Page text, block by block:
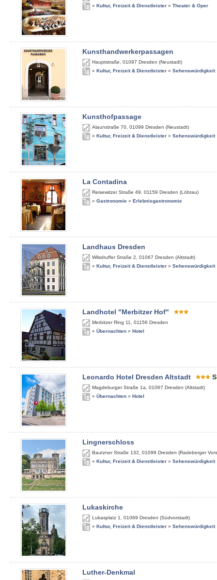
» Kultur, Freizeit & Dienstleister » Theater & Oper
Kunsthandwerkerpassagen
Hauptstraße 01097 Dresden (Neustadt)
» Kultur, Freizeit & Dienstleister » Sehenswürdigkeit
Kunsthofpassage
Alaunstraße 70 01099 Dresden (Neustadt)
» Kultur, Freizeit & Dienstleister » Sehenswürdigkeit
La Contadina
Reisewitzer Straße 49 01159 Dresden (Löbtau)
» Gastronomie » Erlebnisgastronomie
Landhaus Dresden
Wilsdruffer Straße 2 01067 Dresden (Altstadt)
» Kultur, Freizeit & Dienstleister » Sehenswürdigkeit
Landhotel "Merbitzer Hof"
Merbitzer Ring 11 01156 Dresden
» Übernachten » Hotel
Leonardo Hotel Dresden Altstadt S
Magdeburger Straße 1a 01067 Dresden (Altstadt)
» Übernachten » Hotel
Lingnerschloss
Bautzner Straße 132 01099 Dresden (Radeberger
» Kultur, Freizeit & Dienstleister » Sehenswürdigkeit
Lukaskirche
Lukasplatz 1 01069 Dresden (Südvorstadt)
» Kultur, Freizeit & Dienstleister » Sehenswürdigkeit
Luther-Denkmal